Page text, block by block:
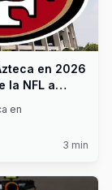
en 2026
la NFL a
en
3 min